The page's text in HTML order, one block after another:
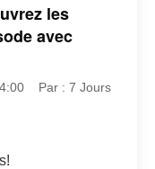
les
avec
Par : 7 Jours